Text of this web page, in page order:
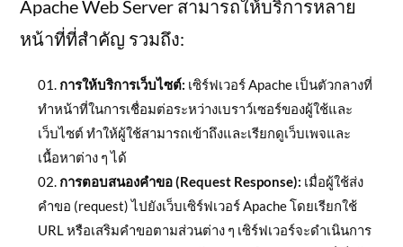
Apache Web Server สามารถให้บริการหลาย
หน้าที่ที่สำคัญ รวมถึง:
การให้บริการเว็บไซต์: เซิร์ฟเวอร์ Apache เป็นตัวกลางที่
ทำหน้าที่ในการเชื่อมต่อระหว่างเบราว์เซอร์ของผู้ใช้และ
เว็บไซต์ ทำให้ผู้ใช้สามารถเข้าถึงและเรียกดูเว็บเพจและ
เนื้อหาต่าง ๆ ได้
การตอบสนองคำขอ (Request Response): เมื่อผู้ใช้ส่ง
คำขอ (request) ไปยังเว็บเซิร์ฟเวอร์ Apache โดยเรียกใช้
URL หรือเสริมคำขอตามส่วนต่าง ๆ เซิร์ฟเวอร์จะดำเนินการ